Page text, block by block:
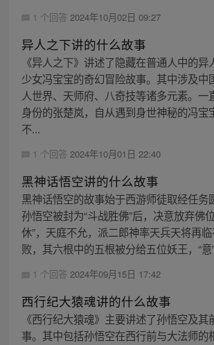
1 个回答 2024年10月02日 09:27
异人之下讲的什么故事
《异人之下》讲述了隐藏在普通人中的
少女冯宝宝的奇幻冒险故事。其中涉及中
人世界、天师府、八奇技等诸多元素。一
身份的张楚岚，自从遇到身世神秘的冯宝
不...
1 个回答 2024年10月01日 22:40
黑神话悟空讲的什么故事
黑神话悟空的故事始于西游师徒取经任务
孙悟空被封为“斗战胜佛”后，决意放弃佛
休”，天庭不允，派二郎神率天兵天将再
败，其六根中的五根被分给五位妖王，“意
1 个回答 2024年09月15日 17:42
西行纪大猿魂讲的什么故事
《西行纪大猿魂》主要讲述了孙悟空及其
事。其中包括孙悟空在西行前与大法师的